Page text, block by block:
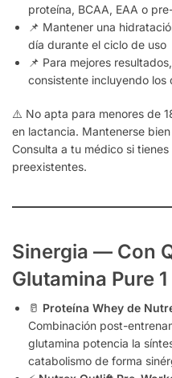
proteína, BCAA, EAA o
📌 Mantener una
día durante el ciclo de uso
📌 Para mejores
consistente incluyendo los
⚠️ No apta para menores de
en lactancia. Mantenerse
Consulta a tu médico si
preexistentes.
Sinergia — Con
Glutamina Pure
🥛 Proteína Whey de
Combinación post-
glutamina potencia la
catabolismo de forma